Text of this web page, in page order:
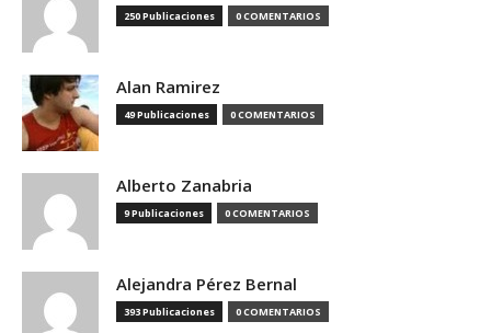
250 Publicaciones 0 COMENTARIOS
Alan Ramirez
49 Publicaciones 0 COMENTARIOS
Alberto Zanabria
9 Publicaciones 0 COMENTARIOS
Alejandra Pérez Bernal
393 Publicaciones 0 COMENTARIOS